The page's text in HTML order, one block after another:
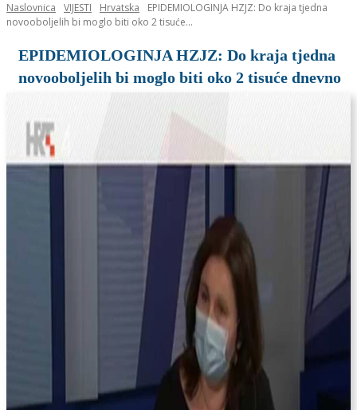
Naslovnica VIJESTI Hrvatska
EPIDEMIOLOGINJA HZJZ: Do kraja tjedna
novooboljelih bi moglo biti oko 2 tisuće...
EPIDEMIOLOGINJA HZJZ: Do kraja tjedna
novooboljelih bi moglo biti oko 2 tisuće dnevno